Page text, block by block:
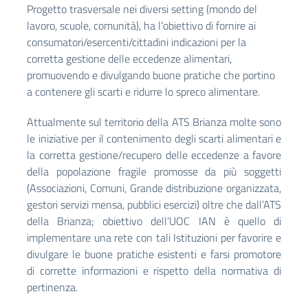
Progetto trasversale nei diversi setting (mondo del
lavoro, scuole, comunità), ha l’obiettivo di fornire ai
consumatori/esercenti/cittadini indicazioni per la
corretta gestione delle eccedenze alimentari,
promuovendo e divulgando buone pratiche che portino
a contenere gli scarti e ridurre lo spreco alimentare.
Attualmente sul territorio della ATS Brianza molte sono
le iniziative per il contenimento degli scarti alimentari e
la corretta gestione/recupero delle eccedenze a favore
della popolazione fragile promosse da più soggetti
(Associazioni, Comuni, Grande distribuzione organizzata,
gestori servizi mensa, pubblici esercizi) oltre che dall’ATS
della Brianza; obiettivo dell’UOC IAN è quello di
implementare una rete con tali Istituzioni per favorire e
divulgare le buone pratiche esistenti e farsi promotore
di corrette informazioni e rispetto della normativa di
pertinenza.